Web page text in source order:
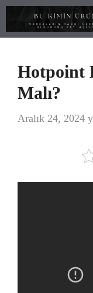
İçeriğe
Hotpoint
Malı?
Aralık 24, 2024